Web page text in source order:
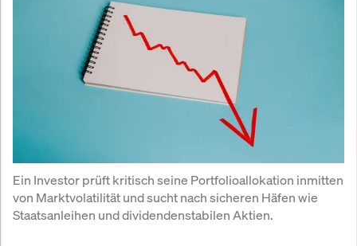
Ein Investor prüft kritisch seine Portfolioallokation inmitten
von Marktvolatilität und sucht nach sicheren Häfen wie
Staatsanleihen und dividendenstabilen Aktien.